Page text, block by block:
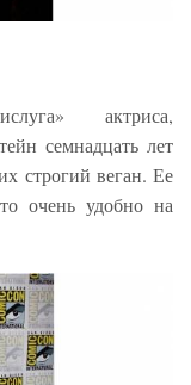
актриса,
семнадцать лет
строгий веган. Ее
очень удобно на